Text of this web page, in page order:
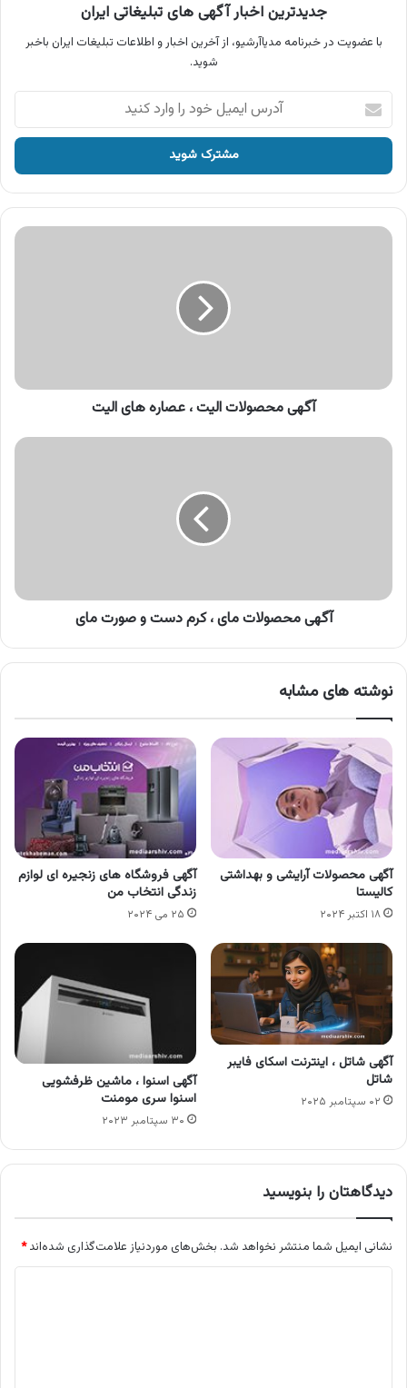
جدیدترین اخبار آگهی های تبلیغاتی ایران
با عضویت در خبرنامه مدیاآرشیو، از آخرین اخبار و اطلاعات تبلیغات ایران باخبر
شوید.
آدرس
ایمیل
خود
وارد
کنید
آگهی
آگهی محصولات الیت ، عصاره های الیت
آگهی
مای
آگهی محصولات مای ، کرم دست و صورت مای
نوشته های مشابه
آگهی محصولات آرایشی و بهداشتی
کالیستا
۱۸ اکتبر ۲۰۲۴
آگهی فروشگاه های زنجیره ای لوازم
زندگی انتخاب من
۲۵ می ۲۰۲۴
آگهی شاتل ، اینترنت اسکای فایبر
شاتل
۰۲ سپتامبر ۲۰۲۵
آگهی اسنوا ، ماشین ظرفشویی
اسنوا سری مومنت
۳۰ سپتامبر ۲۰۲۳
دیدگاهتان را بنویسید
نشانی ایمیل شما منتشر نخواهد شد. بخش‌های موردنیاز علامت‌گذاری شده‌اند*